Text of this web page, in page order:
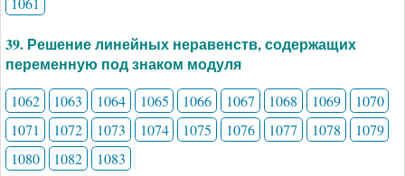
39. Решение линейных неравенств, содержащих
переменную под знаком модуля
1062 1063 1064 1065 1066 1067 1068 1069
1070
1071
1072 1073 1074 1075 1076 1077 1078
1079
1080
1082 1083